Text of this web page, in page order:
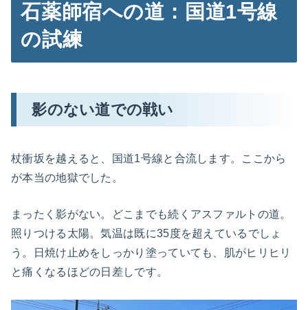
石薬師宿への道：国道1号線
の試練
影のない道での戦い
杖衝坂を越えると、国道1号線と合流します。ここから
が本当の地獄でした。
まったく影がない。どこまでも続くアスファルトの道。
照りつける太陽。気温は既に35度を超えているでしょ
う。日焼け止めをしっかり塗っていても、肌がヒリヒリ
と痛くなるほどの日差しです。